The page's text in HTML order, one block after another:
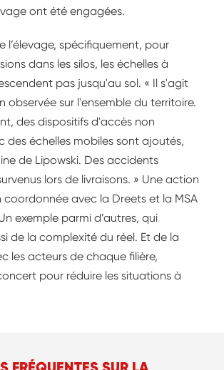
ont été engagées.
l’élevage, spécifiquement, pour
dans les silos, les échelles à
pas jusqu'au sol. « Il s'agit
observée sur l'ensemble du territoire.
des dispositifs d'accès non
des échelles mobiles sont ajoutés,
de Lipowski. Des accidents
lors de livraisons. » Une action
avec la Dreets et la MSA
exemple parmi d’autres, qui
de la complexité du réel. Et de la
les acteurs de chaque filière,
pour réduire les situations à